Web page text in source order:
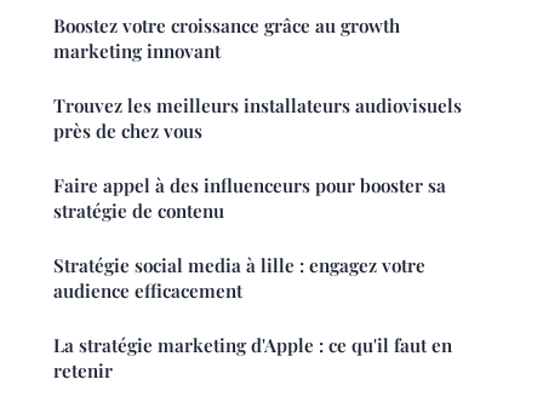
Boostez votre croissance grâce au growth
marketing innovant
Trouvez les meilleurs installateurs audiovisuels
près de chez vous
Faire appel à des influenceurs pour booster sa
stratégie de contenu
Stratégie social media à lille : engagez votre
audience efficacement
La stratégie marketing d'Apple : ce qu'il faut en
retenir